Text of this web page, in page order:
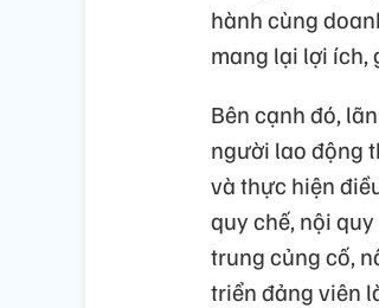
hành cùng
mang lại lợi ích,
Bên cạnh đó,
người lao động
và thực hiện
quy chế, nội
trung củng cố,
triển đảng viên